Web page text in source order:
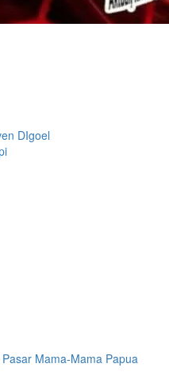
DIgoel
Mama-Mama Papua